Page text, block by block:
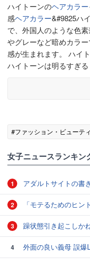
ハイトーンのヘアカラー
感ヘアカラー&#9825ハ
で、外国人のような色
やグレーなど暗めカラ
感が生まれます。 ハイ
ハイトーンは明るすぎる
#ファッション・ビューテ
女子ニュースランキン
1 アダルトサイトの書き込みに違和感。
2 「モテるためのヒン
3 躁状態引き起こしか
4 外面の良い義母 誤爆